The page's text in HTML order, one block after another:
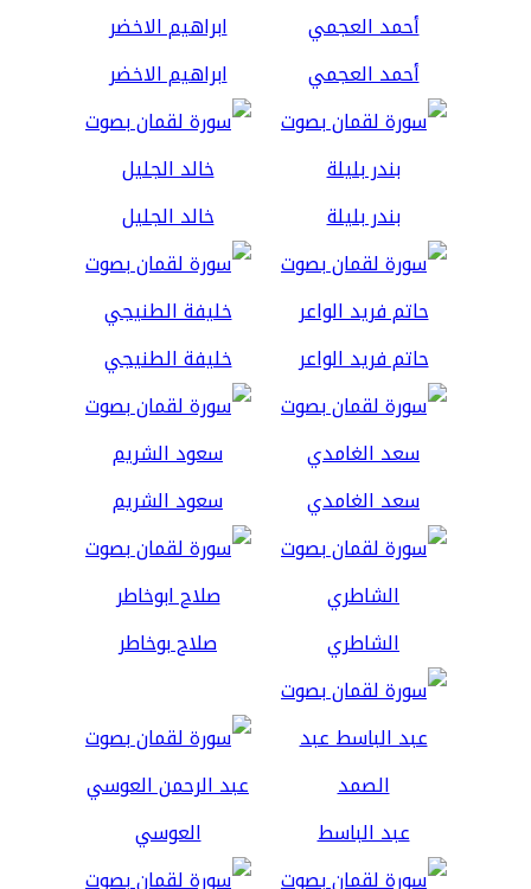
أحمد العجمي ابراهيم الاخضر
بندر بليلة خالد الجليل
حاتم فريد الواعر خليفة الطنيجي
سعد الغامدي سعود الشريم
الشاطري صلاح بوخاطر
عبد الباسط العوسي